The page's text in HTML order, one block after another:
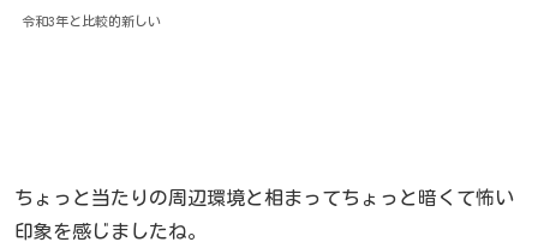
令和3年と比較的新しい
ちょっと当たりの周辺環境と相まってちょっと暗くて怖い
印象を感じましたね。